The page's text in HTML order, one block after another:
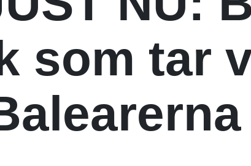
som tar